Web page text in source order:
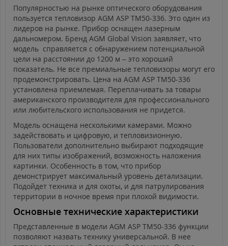
Популярностью на рынке оптического оборудования
пользуется тепловизор AGM ASP TM50-336. Это один из
лидеров на рынке. Прибор оснащен лазерным
дальномером. Бренд AGM Global Vision заявляет, что
модель справляется с обнаружением потенциальной
цели на расстоянии до 1200 м – это хороший
показатель. Не все премиальные тепловизоры могут его
продемонстрировать. Цена на AGM ASP TM50-336
установлена приемлемая. Переплачивать за товары
американского производителя для профессионального
или любительского использования не придется.
Модель оснащена несколькими камерами. Можно
задействовать и цифровую, и тепловизионную.
Пользователи дополнительно выбирают подходящие
для них типы изображений, возможность наложения
картинки. Особенность в том, что прибор
демонстрирует максимальный уровень детализации.
Подойдет техника и для охоты, и для патрулирования
территории в ночное время при плохой видимости.
Основные технические характеристики
Представленные в модели AGM ASP TM50-336 функции
позволяют назвать технику универсальной. В нее